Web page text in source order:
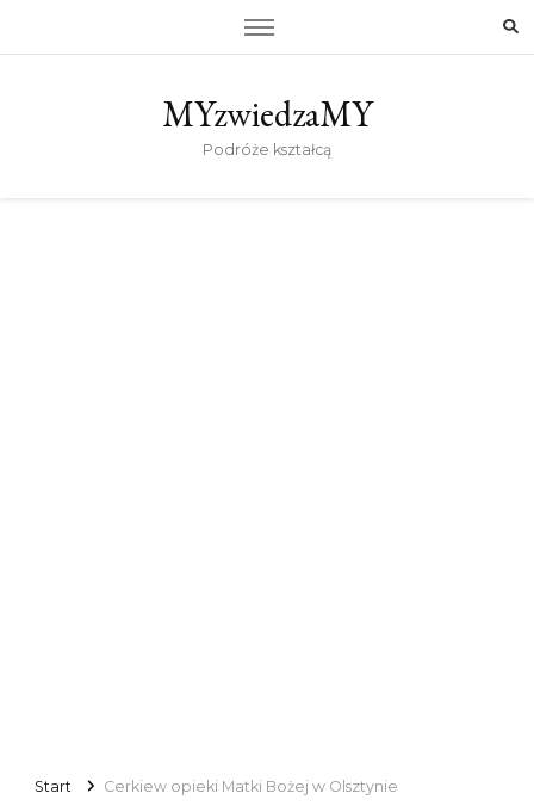
MYzwiedzaMY
Podróże kształcą
Start Cerkiew opieki Matki Bożej w Olsztynie